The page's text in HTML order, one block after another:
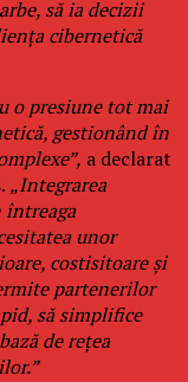
să ia decizii
cibernetică
o presiune tot mai
gestionând în
a declarat
„Integrarea
unor
costisitoare și
partenerilor
să simplifice
de rețea